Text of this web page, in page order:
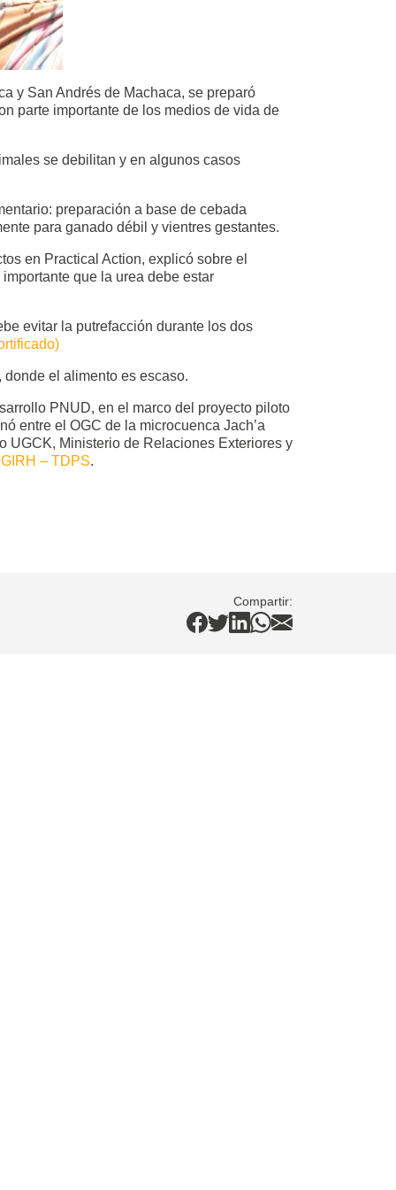
y San Andrés de Machaca, se preparó
parte importante de los medios de vida de
se debilitan y en algunos casos
preparación a base de cebada
para ganado débil y vientres gestantes.
en Practical Action, explicó sobre el
que la urea debe estar
evitar la putrefacción durante los dos
el alimento es escaso.
PNUD, en el marco del proyecto piloto
entre el OGC de la microcuenca Jach’a
UGCK, Ministerio de Relaciones Exteriores y
– TDPS.
Compartir: